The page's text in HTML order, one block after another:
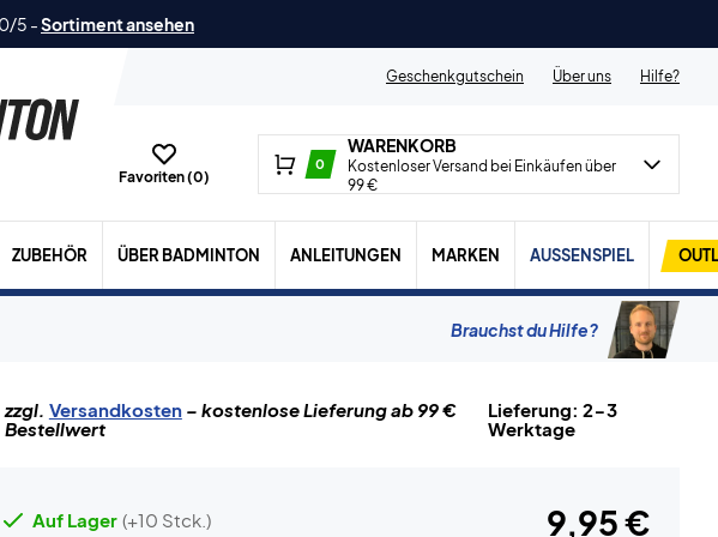
5 -Sortiment ansehen
Geschenkgutschein
Über uns Hilfe?
Favoriten (0)
0
WARENKORB
Kostenloser Versand bei Einkäufen über
99 €
ZUBEHÖR ÜBER BADMINTON ANLEITUNGEN MARKEN AUSSENSPIEL
Brauchst du Hilfe?
zzgl. Versandkosten– kostenlose Lieferung ab 99 €
Bestellwert
Lieferung: 2-3
Werktage
Auf Lager (+10 Stck.) 9,95 €